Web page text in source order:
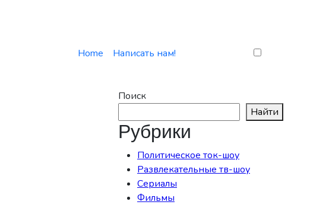
Home Написать нам!
Поиск
Найти
Рубрики
Политическое ток-шоу
Развлекательные тв-шоу
Сериалы
Фильмы